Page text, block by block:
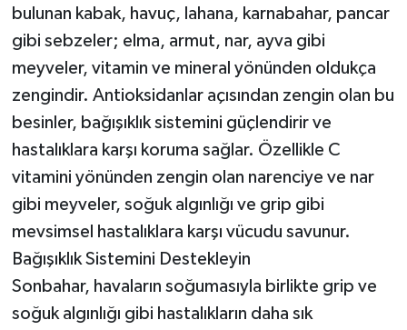
bulunan kabak, havuç, lahana, karnabahar, pancar
gibi sebzeler; elma, armut, nar, ayva gibi
meyveler, vitamin ve mineral yönünden oldukça
zengindir. Antioksidanlar açısından zengin olan bu
besinler, bağışıklık sistemini güçlendirir ve
hastalıklara karşı koruma sağlar. Özellikle C
vitamini yönünden zengin olan narenciye ve nar
gibi meyveler, soğuk algınlığı ve grip gibi
mevsimsel hastalıklara karşı vücudu savunur.
Bağışıklık Sistemini Destekleyin
Sonbahar, havaların soğumasıyla birlikte grip ve
soğuk algınlığı gibi hastalıkların daha sık